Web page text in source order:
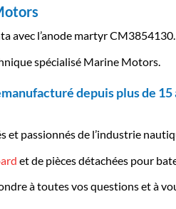
avec l’anode martyr CM3854130.
spécialisé Marine Motors.
depuis plus de
et passionnés de l’industrie
et de pièces détachées pour
à toutes vos questions et à